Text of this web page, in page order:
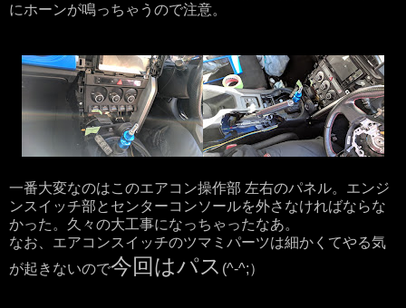
にホーンが鳴っちゃうので注意。
一番大変なのはこのエアコン操作部 左右のパネル。エンジ
ンスイッチ部とセンターコンソールを外さなければならな
かった。久々の大工事になっちゃったなあ。
なお、エアコンスイッチのツマミパーツは細かくてやる気
が起きないので今回はパス (^-^;）